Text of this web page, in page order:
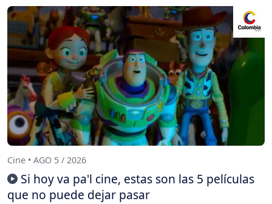
Cine • AGO 5 / 2026
Si hoy va pa'l cine, estas son las 5 películas
que no puede dejar pasar